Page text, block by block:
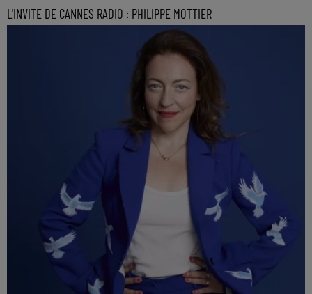
L'INVITE DE CANNES RADIO : PHILIPPE MOTTIER